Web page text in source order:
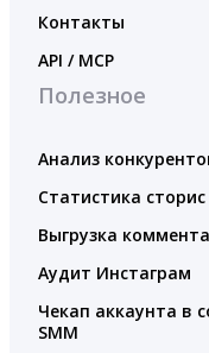
Контакты
API / MCP
Полезное
Анализ
Статистика
Выгрузка
Аудит Инстаграм
Чекап аккаунта в
SMM